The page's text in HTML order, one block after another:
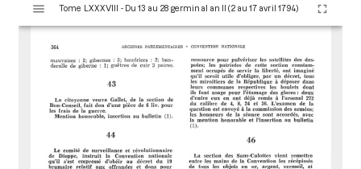
s
Tome LXXXVIII - Du 13 au 28 germinal an II (2 au 17 avril 1794)